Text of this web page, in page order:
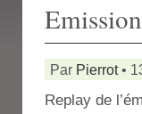
Par Pierrot•
Replay de